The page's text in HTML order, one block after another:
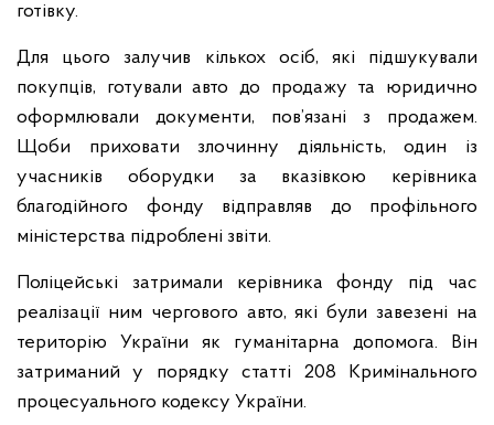
готівку.
Для цього залучив кількох осіб, які підшукували
покупців, готували авто до продажу та юридично
оформлювали документи, пов’язані з продажем.
Щоби приховати злочинну діяльність, один із
учасників оборудки за вказівкою керівника
благодійного фонду відправляв до профільного
міністерства підроблені звіти.
Поліцейські затримали керівника фонду під час
реалізації ним чергового авто, які були завезені на
територію України як гуманітарна допомога. Він
затриманий у порядку статті 208 Кримінального
процесуального кодексу України.